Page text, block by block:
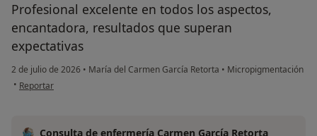
Profesional excelente en todos los aspectos,
encantadora, resultados que superan
expectativas
2 de julio de 2026 • María del Carmen García Retorta • Micropigmentación
• en opinión del usuario cristina
Reportar
Consulta de enfermería Carmen García Retorta